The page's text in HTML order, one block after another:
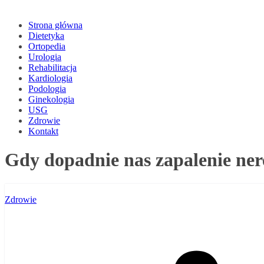
Strona główna
Dietetyka
Ortopedia
Urologia
Rehabilitacja
Kardiologia
Podologia
Ginekologia
USG
Zdrowie
Kontakt
Gdy dopadnie nas zapalenie
Zdrowie